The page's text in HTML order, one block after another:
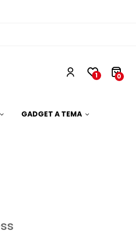
1 0
GADGET A TEMA